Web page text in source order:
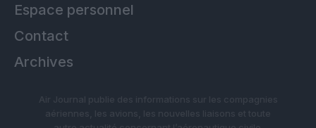
Espace personnel
Contact
Archives